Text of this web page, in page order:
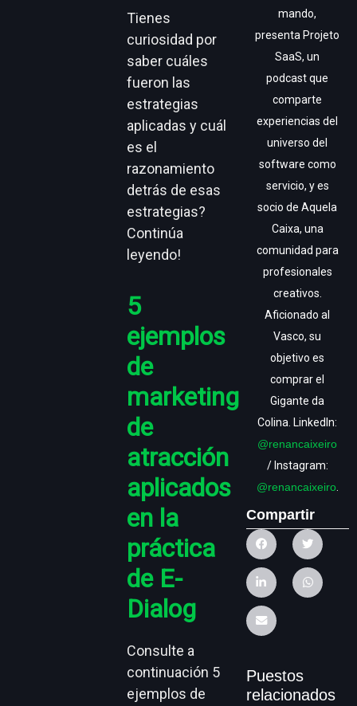
Tienes
curiosidad por
saber cuáles
fueron las
estrategias
aplicadas y cuál
es el
razonamiento
detrás de esas
estrategias?
Continúa
leyendo!
5
ejemplos
de
marketing
de
atracción
aplicados
en la
práctica
de E-
Dialog
Consulte a
continuación 5
ejemplos de
mando,
presenta Projeto
SaaS, un
podcast que
comparte
experiencias del
universo del
software como
servicio, y es
socio de Aquela
Caixa, una
comunidad para
profesionales
creativos.
Aficionado al
Vasco, su
objetivo es
comprar el
Gigante da
Colina. LinkedIn:
@renancaixeiro
/ Instagram:
@renancaixeiro.
Compartir
Puestos
relacionados